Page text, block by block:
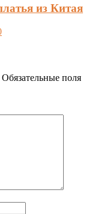
из Китая
Обязательные поля